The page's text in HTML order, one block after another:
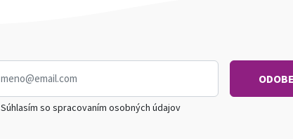
Súhlasím so spracovaním osobných údajov